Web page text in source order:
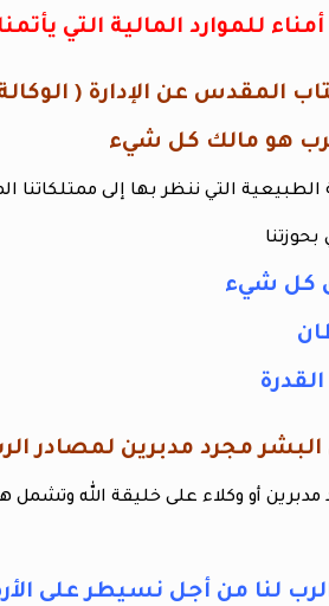
للموارد المالية التي
المقدس عن الإدارة (
التي ننظر بها إلى ممتلكاتنا
أو وكلاء على خليقة الله وتشمل